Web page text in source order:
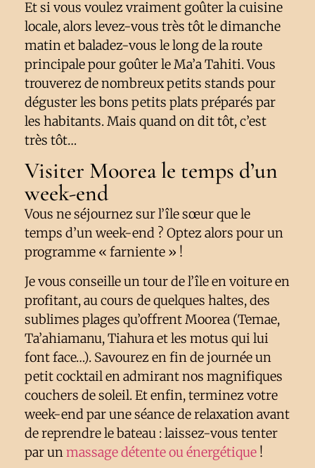
Et si vous voulez vraiment goûter la cuisine
locale, alors levez-vous très tôt le dimanche
matin et baladez-vous le long de la route
principale pour goûter le Ma’a Tahiti. Vous
trouverez de nombreux petits stands pour
déguster les bons petits plats préparés par
les habitants. Mais quand on dit tôt, c’est
très tôt…
Visiter Moorea le temps d’un
week-end
Vous ne séjournez sur l’île sœur que le
temps d’un week-end ? Optez alors pour un
programme « farniente » !
Je vous conseille un tour de l’île en voiture en
profitant, au cours de quelques haltes, des
sublimes plages qu’offrent Moorea (Temae,
Ta’ahiamanu, Tiahura et les motus qui lui
font face…). Savourez en fin de journée un
petit cocktail en admirant nos magnifiques
couchers de soleil. Et enfin, terminez votre
week-end par une séance de relaxation avant
de reprendre le bateau : laissez-vous tenter
par un massage détente ou énergétique !